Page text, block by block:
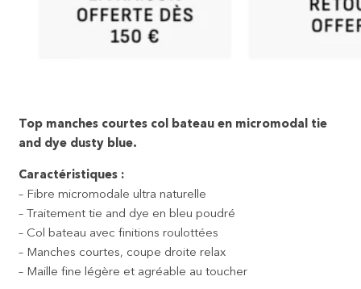
Top manches courtes col bateau en micromodal tie
and dye dusty blue.
Caractéristiques :
– Fibre micromodale ultra naturelle
– Traitement tie and dye en bleu poudré
– Col bateau avec finitions roulottées
– Manches courtes, coupe droite relax
– Maille fine légère et agréable au toucher